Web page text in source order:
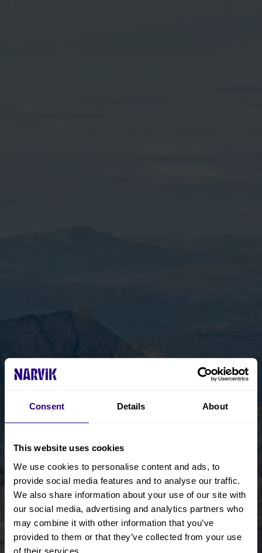
Consent Details About
This website uses cookies
We use cookies to personalise content and ads, to
provide social media features and to analyse our traffic.
We also share information about your use of our site with
our social media, advertising and analytics partners who
may combine it with other information that you’ve
provided to them or that they’ve collected from your use
of their services.